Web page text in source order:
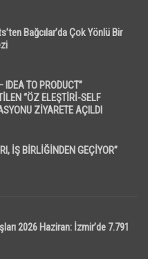
Bağcılar’da Çok Yönlü Bir
IDEA TO PRODUCT”
“ÖZ ELEŞTİRİ-SELF
ZİYARETE AÇILDI
İŞ BİRLİĞİNDEN GEÇİYOR”
2026 Haziran: İzmir’de 7.791